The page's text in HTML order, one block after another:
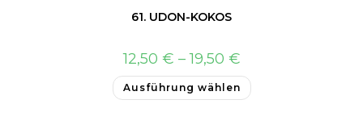
61. UDON-KOKOS
12,50 € –19,50 €
Ausführung wählen